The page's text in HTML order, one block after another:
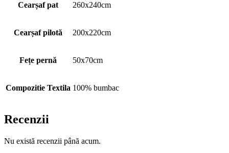
Cearșaf pat 260x240cm
Cearșaf pilotă 200x220cm
Fețe pernă 50x70cm
Compozitie Textila 100% bumbac
Recenzii
Nu există recenzii până acum.